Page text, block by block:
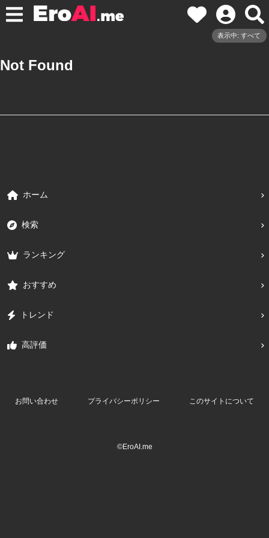
表示中: すべて
Not Found
ホーム
検索
ランキング
おすすめ
トレンド
高評価
お問い合わせ プライバシーポリシー このサイトについて
©EroAI.me